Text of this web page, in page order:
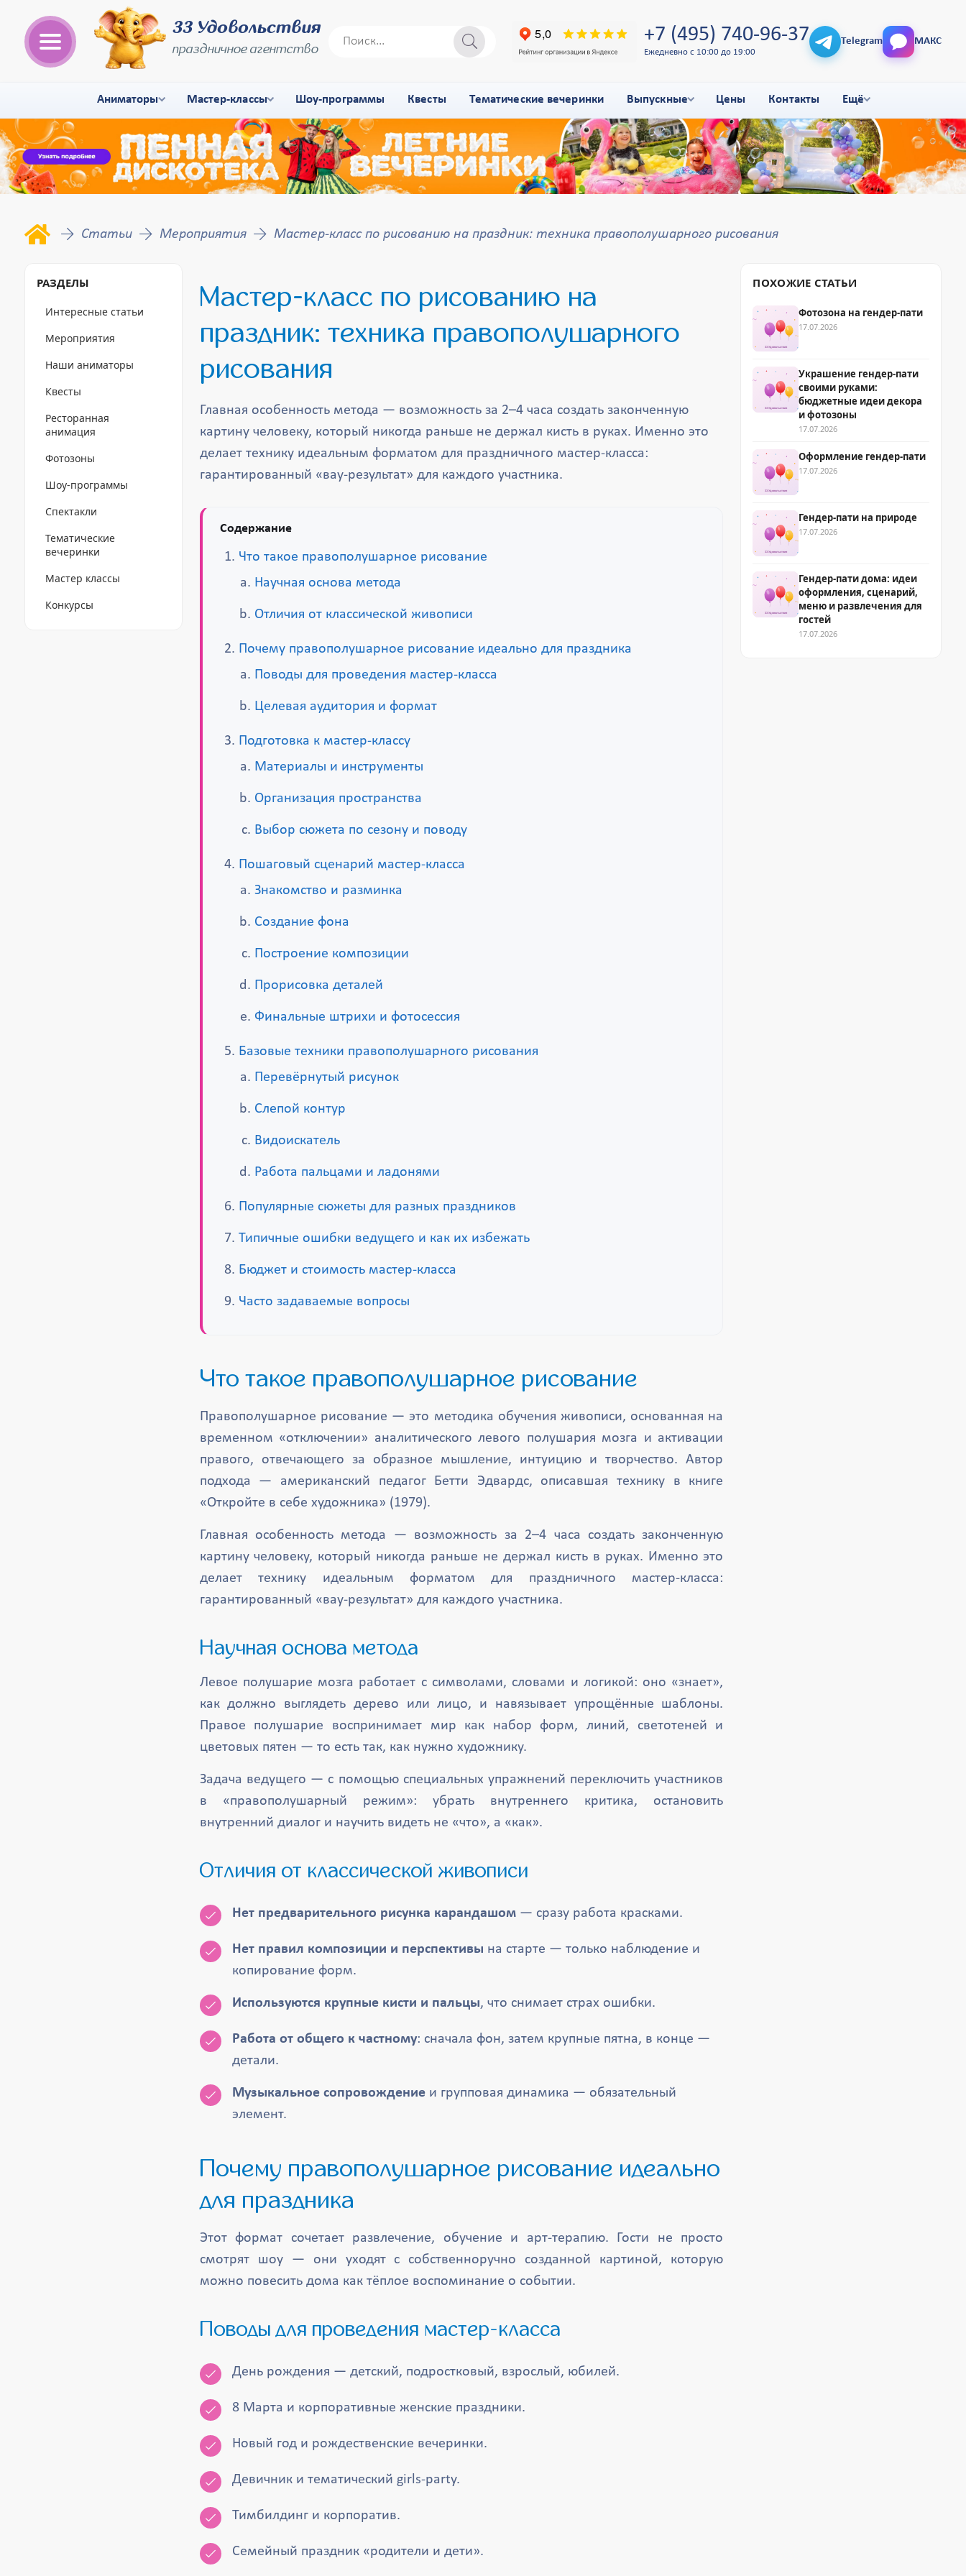
33 Удовольствия
праздничное агентство
+7 (495) 740-96-37
Ежедневно с 10:00 до 19:00
Telegram МАКС
Аниматоры Мастер-классы Шоу-программы Квесты Тематические вечеринки Выпускные Цены Контакты Ещё
Статьи Мероприятия Мастер-класс по рисованию на праздник: техника правополушарного рисования
РАЗДЕЛЫ
Интересные статьи
Мероприятия
Наши аниматоры
Квесты
Ресторанная
анимация
Фотозоны
Шоу-программы
Спектакли
Тематические
вечеринки
Мастер классы
Конкурсы
Мастер-класс по рисованию на
праздник: техника правополушарного
рисования
Главная особенность метода — возможность за 2–4 часа создать законченную
картину человеку, который никогда раньше не держал кисть в руках. Именно это
делает технику идеальным форматом для праздничного мастер-класса:
гарантированный «вау-результат» для каждого участника.
Содержание
Что такое правополушарное рисование
Научная основа метода
Отличия от классической живописи
Почему правополушарное рисование идеально для праздника
Поводы для проведения мастер-класса
Целевая аудитория и формат
Подготовка к мастер-классу
Материалы и инструменты
Организация пространства
Выбор сюжета по сезону и поводу
Пошаговый сценарий мастер-класса
Знакомство и разминка
Создание фона
Построение композиции
Прорисовка деталей
Финальные штрихи и фотосессия
Базовые техники правополушарного рисования
Перевёрнутый рисунок
Слепой контур
Видоискатель
Работа пальцами и ладонями
Популярные сюжеты для разных праздников
Типичные ошибки ведущего и как их избежать
Бюджет и стоимость мастер-класса
Часто задаваемые вопросы
Что такое правополушарное рисование
Правополушарное рисование — это методика обучения живописи, основанная на
временном «отключении» аналитического левого полушария мозга и активации
правого, отвечающего за образное мышление, интуицию и творчество. Автор
подхода — американский педагог Бетти Эдвардс, описавшая технику в книге
«Откройте в себе художника» (1979).
Главная особенность метода — возможность за 2–4 часа создать законченную
картину человеку, который никогда раньше не держал кисть в руках. Именно это
делает технику идеальным форматом для праздничного мастер-класса:
гарантированный «вау-результат» для каждого участника.
Научная основа метода
Левое полушарие мозга работает с символами, словами и логикой: оно «знает»,
как должно выглядеть дерево или лицо, и навязывает упрощённые шаблоны.
Правое полушарие воспринимает мир как набор форм, линий, светотеней и
цветовых пятен — то есть так, как нужно художнику.
Задача ведущего — с помощью специальных упражнений переключить участников
в «правополушарный режим»: убрать внутреннего критика, остановить
внутренний диалог и научить видеть не «что», а «как».
Отличия от классической живописи
Нет предварительного рисунка карандашом— сразу работа красками.
Нет правил композиции и перспективы на старте — только наблюдение и
копирование форм.
Используются крупные кисти и пальцы, что снимает страх ошибки.
Работа от общего к частному: сначала фон, затем крупные пятна, в конце —
детали.
Музыкальное сопровождениеи групповая динамика — обязательный
элемент.
Почему правополушарное рисование идеально
для праздника
Этот формат сочетает развлечение, обучение и арт-терапию. Гости не просто
смотрят шоу — они уходят с собственноручно созданной картиной, которую
можно повесить дома как тёплое воспоминание о событии.
Поводы для проведения мастер-класса
День рождения — детский, подростковый, взрослый, юбилей.
8 Марта и корпоративные женские праздники.
Новый год и рождественские вечеринки.
Девичник и тематический girls-party.
Тимбилдинг и корпоратив.
Семейный праздник «родители и дети».
ПОХОЖИЕ СТАТЬИ
Фотозона на гендер-пати
17.07.2026
Украшение гендер-пати
своими руками:
бюджетные идеи декора
и фотозоны
17.07.2026
Оформление гендер-пати
17.07.2026
Гендер-пати на природе
17.07.2026
Гендер-пати дома: идеи
оформления, сценарий,
меню и развлечения для
гостей
17.07.2026